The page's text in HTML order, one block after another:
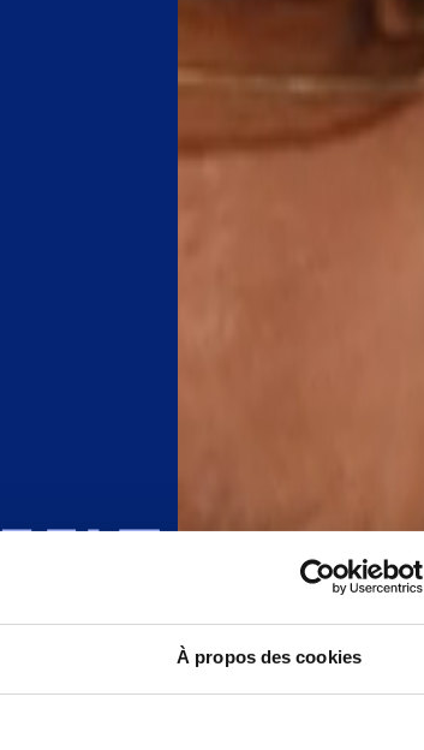
À propos des cookies